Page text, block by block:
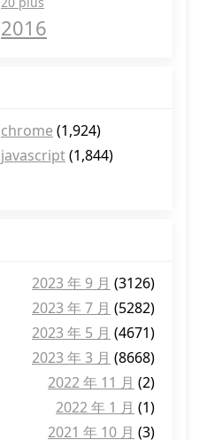
2016
chrome (1,924)
javascript(1,844)
2023 年 9 月 (3126)
2023 年 7 月 (5282)
2023 年 5 月 (4671)
2023 年 3 月 (8668)
2022 年 11 月 (2)
2022 年 1 月 (1)
2021 年 10 月 (3)